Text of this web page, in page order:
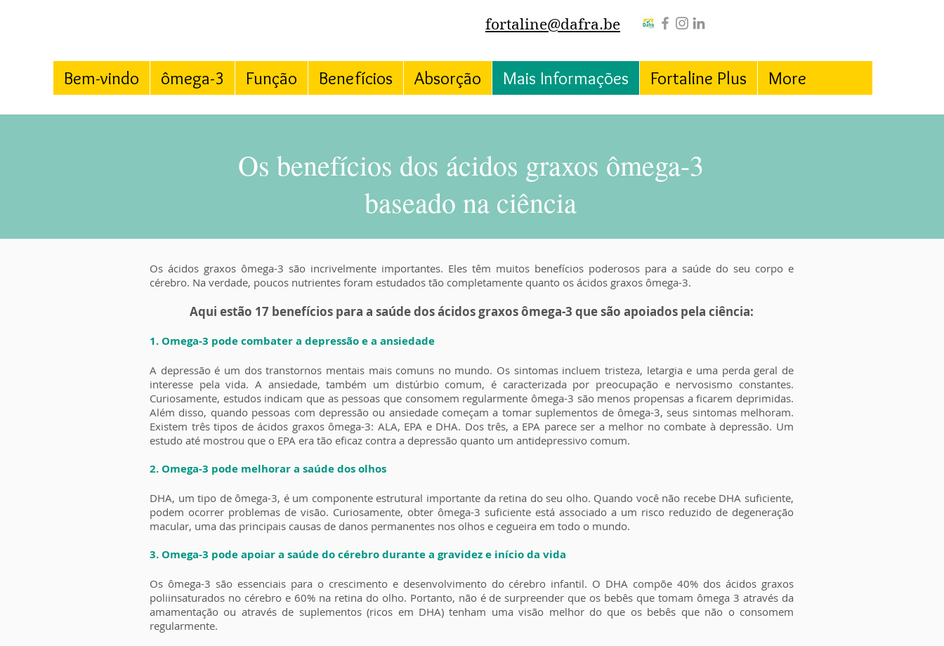
fortaline@dafra.be
Bem-vindo ômega-3 Função Benefícios Absorção Mais Informações Fortaline Plus More
Os benefícios dos ácidos graxos ômega-3
baseado na ciência
Os ácidos graxos ômega-3 são incrivelmente importantes. Eles têm muitos benefícios poderosos para a saúde do seu corpo e
cérebro. Na verdade, poucos nutrientes foram estudados tão completamente quanto os ácidos graxos ômega-3.
Aqui estão 17 benefícios para a saúde dos ácidos graxos ômega-3 que são apoiados pela ciência:
1. Omega-3 pode combater a depressão e a ansiedade​
A depressão é um dos transtornos mentais mais comuns no mundo. Os sintomas incluem tristeza, letargia e uma perda geral de
interesse pela vida. A ansiedade, também um distúrbio comum, é caracterizada por preocupação e nervosismo constantes.
Curiosamente, estudos indicam que as pessoas que consomem regularmente ômega-3 são menos propensas a ficarem deprimidas.
Além disso, quando pessoas com depressão ou ansiedade começam a tomar suplementos de ômega-3, seus sintomas melhoram.
Existem três tipos de ácidos graxos ômega-3: ALA, EPA e DHA. Dos três, a EPA parece ser a melhor no combate à depressão. Um
estudo até mostrou que o EPA era tão eficaz contra a depressão quanto um antidepressivo comum.
2. Omega-3 pode melhorar a saúde dos olhos
DHA, um tipo de ômega-3, é um componente estrutural importante da retina do seu olho. Quando você não recebe DHA suficiente,
podem ocorrer problemas de visão. Curiosamente, obter ômega-3 suficiente está associado a um risco reduzido de degeneração
macular, uma das principais causas de danos permanentes nos olhos e cegueira em todo o mundo.
3. Omega-3 pode apoiar a saúde do cérebro durante a gravidez e início da vida
Os ômega-3 são essenciais para o crescimento e desenvolvimento do cérebro infantil. O DHA compõe 40% dos ácidos graxos
poliinsaturados no cérebro e 60% na retina do olho. Portanto, não é de surpreender que os bebês que tomam ômega 3 através da
amamentação ou através de suplementos (ricos em DHA) tenham uma visão melhor do que os bebês que não o consomem
regularmente.